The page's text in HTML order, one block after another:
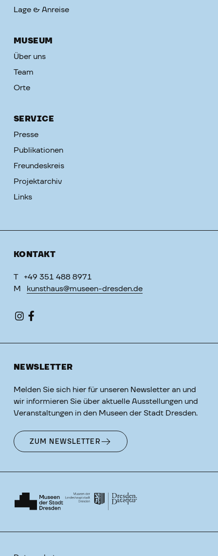
Lage & Anreise
MUSEUM
Über uns
Team
Orte
SERVICE
Presse
Publikationen
Freundeskreis
Projektarchiv
Links
KONTAKT
T
+49 351 488 8971
M
kunsthaus@museen-dresden.de
NEWSLETTER
Melden Sie sich hier für unseren Newsletter an und
wir informieren Sie über aktuelle Ausstellungen und
Veranstaltungen in den Museen der Stadt Dresden.
ZUM NEWSLETTER